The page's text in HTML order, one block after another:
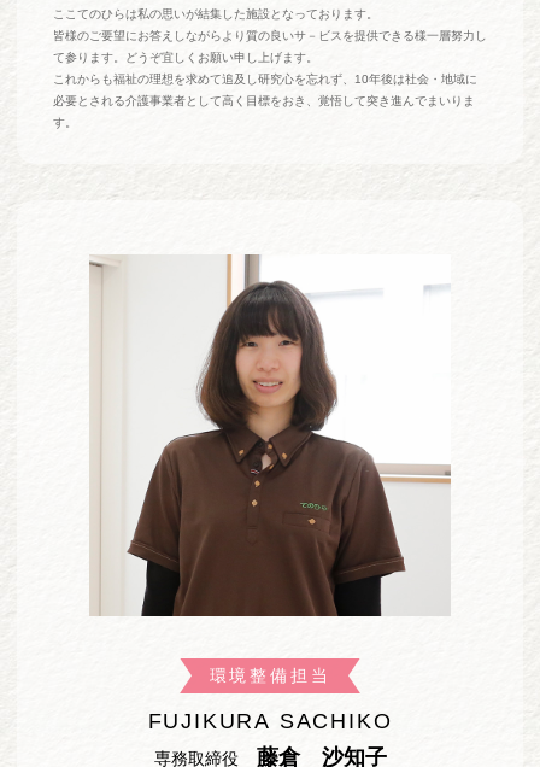
ここてのひらは私の思いが結集した施設となっております。
皆様のご要望にお答えしながらより質の良いサ－ビスを提供できる様一層努力し
て参ります。どうぞ宜しくお願い申し上げます。
これからも福祉の理想を求めて追及し研究心を忘れず、10年後は社会・地域に
必要とされる介護事業者として高く目標をおき、覚悟して突き進んでまいりま
す。
環境整備担当
FUJIKURA SACHIKO
専務取締役 藤倉 沙知子